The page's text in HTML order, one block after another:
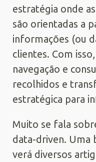
estratégia onde
são orientadas a
informações (ou
clientes. Com
navegação e
recolhidos e
estratégica para
Muito se fala
data-driven. Uma
verá diversos